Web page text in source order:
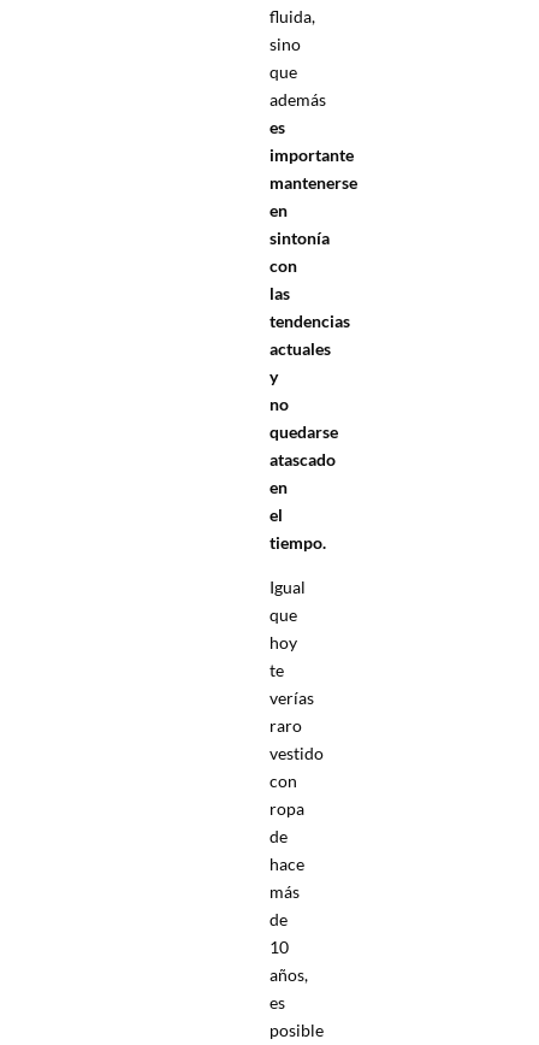
fluida,
sino
que
además
es
importante
mantenerse
en
sintonía
con
las
tendencias
actuales
y
no
quedarse
atascado
en
el
tiempo.
Igual
que
hoy
te
verías
raro
vestido
con
ropa
de
hace
más
de
10
años,
es
posible